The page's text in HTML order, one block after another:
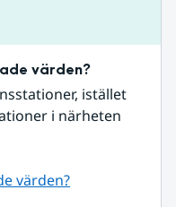
värden?
istället
i närheten
värden?